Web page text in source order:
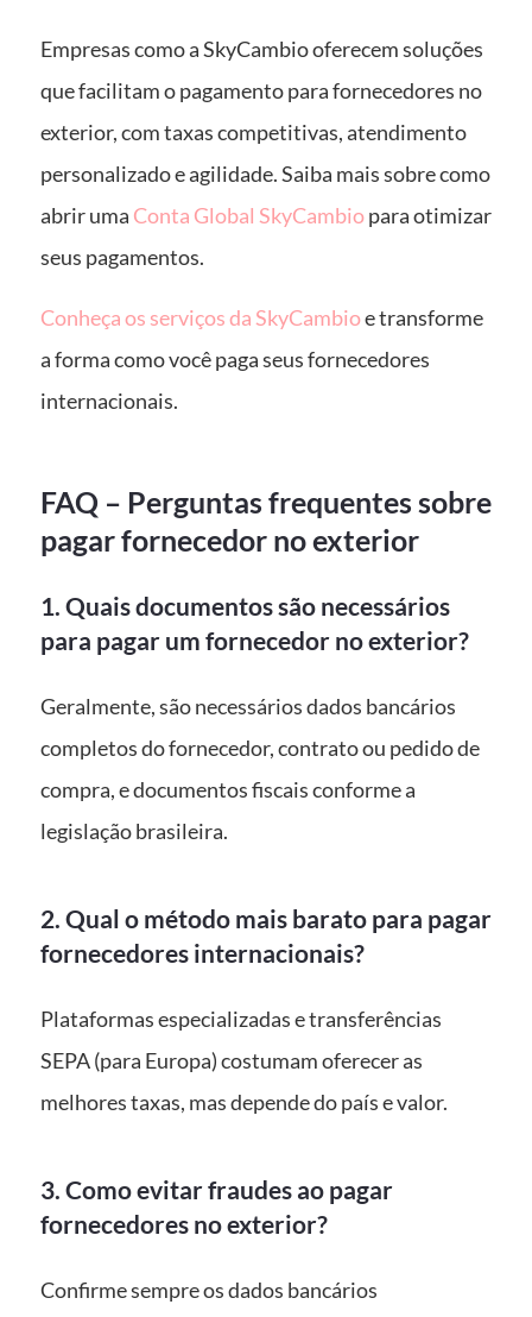
Empresas como a SkyCambio oferecem soluções
que facilitam o pagamento para fornecedores no
exterior, com taxas competitivas, atendimento
personalizado e agilidade. Saiba mais sobre como
abrir uma Conta Global SkyCambiopara otimizar
seus pagamentos.
Conheça os serviços da SkyCambioe transforme
a forma como você paga seus fornecedores
internacionais.
FAQ – Perguntas frequentes sobre
pagar fornecedor no exterior
1. Quais documentos são necessários
para pagar um fornecedor no exterior?
Geralmente, são necessários dados bancários
completos do fornecedor, contrato ou pedido de
compra, e documentos fiscais conforme a
legislação brasileira.
2. Qual o método mais barato para pagar
fornecedores internacionais?
Plataformas especializadas e transferências
SEPA (para Europa) costumam oferecer as
melhores taxas, mas depende do país e valor.
3. Como evitar fraudes ao pagar
fornecedores no exterior?
Confirme sempre os dados bancários